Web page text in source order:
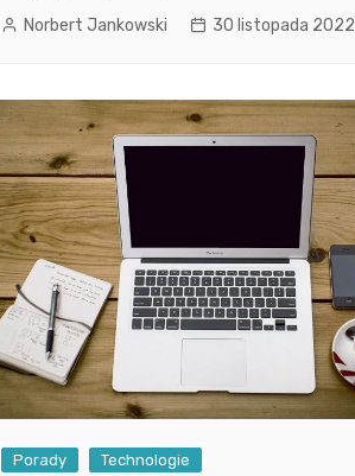
Norbert Jankowski 30 listopada 2022
Porady Technologie